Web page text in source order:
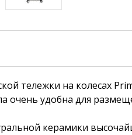
тележки на колесах
удобна для
керамики